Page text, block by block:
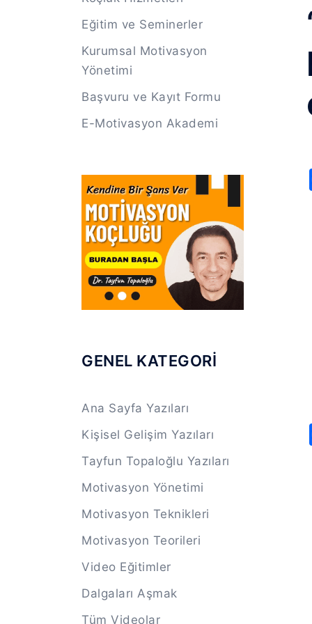
Eğitim ve Seminerler
Kurumsal Motivasyon
Yönetimi
Başvuru ve Kayıt Formu
E-Motivasyon Akademi
GENEL KATEGORİ
Ana Sayfa Yazıları
Kişisel Gelişim Yazıları
Tayfun Topaloğlu Yazıları
Motivasyon Yönetimi
Motivasyon Teknikleri
Motivasyon Teorileri
Video Eğitimler
Dalgaları Aşmak
Tüm Videolar